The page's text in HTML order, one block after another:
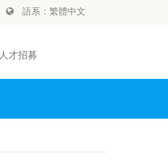
語系：繁體中文
人才招募